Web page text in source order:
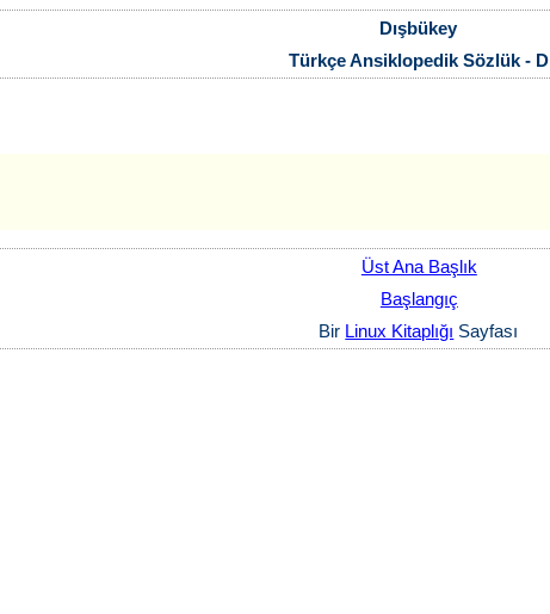
Dışbükey
Türkçe Ansiklopedik Sözlük - D
Üst Ana Başlık
Başlangıç
Bir Linux Kitaplığı Sayfası